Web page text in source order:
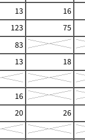
13
16
123
75
83
13
18
16
20
26